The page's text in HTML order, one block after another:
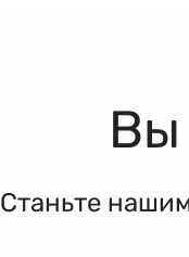
Вы
Станьте